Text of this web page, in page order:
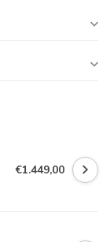
€1.449,00